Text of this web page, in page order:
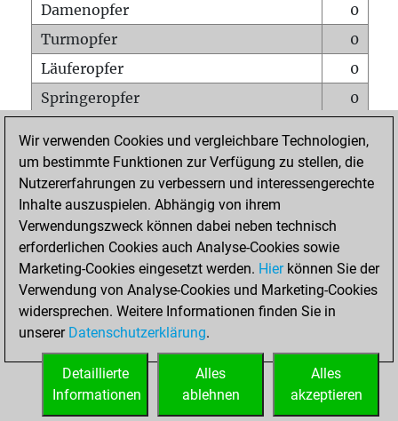
Damenopfer
0
Turmopfer
0
Läuferopfer
0
Springeropfer
0
Matt auf vollem Brett
0
Bauer setzt Matt
0
Erstickte Matts
Unterverwandlungen
Türme auf der siebten
0
STARTSEITE
Wir verwenden Cookies und vergleichbare Technologien,
um bestimmte Funktionen zur Verfügung zu stellen, die
Nutzererfahrungen zu verbessern und interessengerechte
Inhalte auszuspielen. Abhängig von ihrem
Verwendungszweck können dabei neben technisch
erforderlichen Cookies auch Analyse-Cookies sowie
Marketing-Cookies eingesetzt werden. Hierkönnen Sie der
Verwendung von Analyse-Cookies und Marketing-Cookies
widersprechen. Weitere Informationen finden Sie in
unserer Datenschutzerklärung.
Alles
akzeptieren
Alles
ablehnen
Detaillierte
Informationen